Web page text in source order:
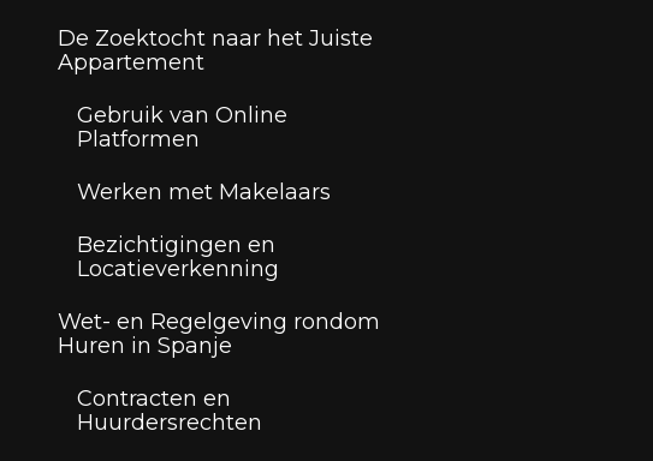
De Zoektocht naar het Juiste
Appartement
Gebruik van Online
Platformen
Werken met Makelaars
Bezichtigingen en
Locatieverkenning
Wet- en Regelgeving rondom
Huren in Spanje
Contracten en
Huurdersrechten